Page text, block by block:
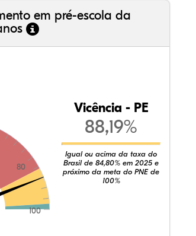
em pré-escola da
80
100
Vicência - PE
88,19%
Igual ou acima da taxa do
Brasil de 84,80% em 2025 e
próximo da meta do PNE de
100%